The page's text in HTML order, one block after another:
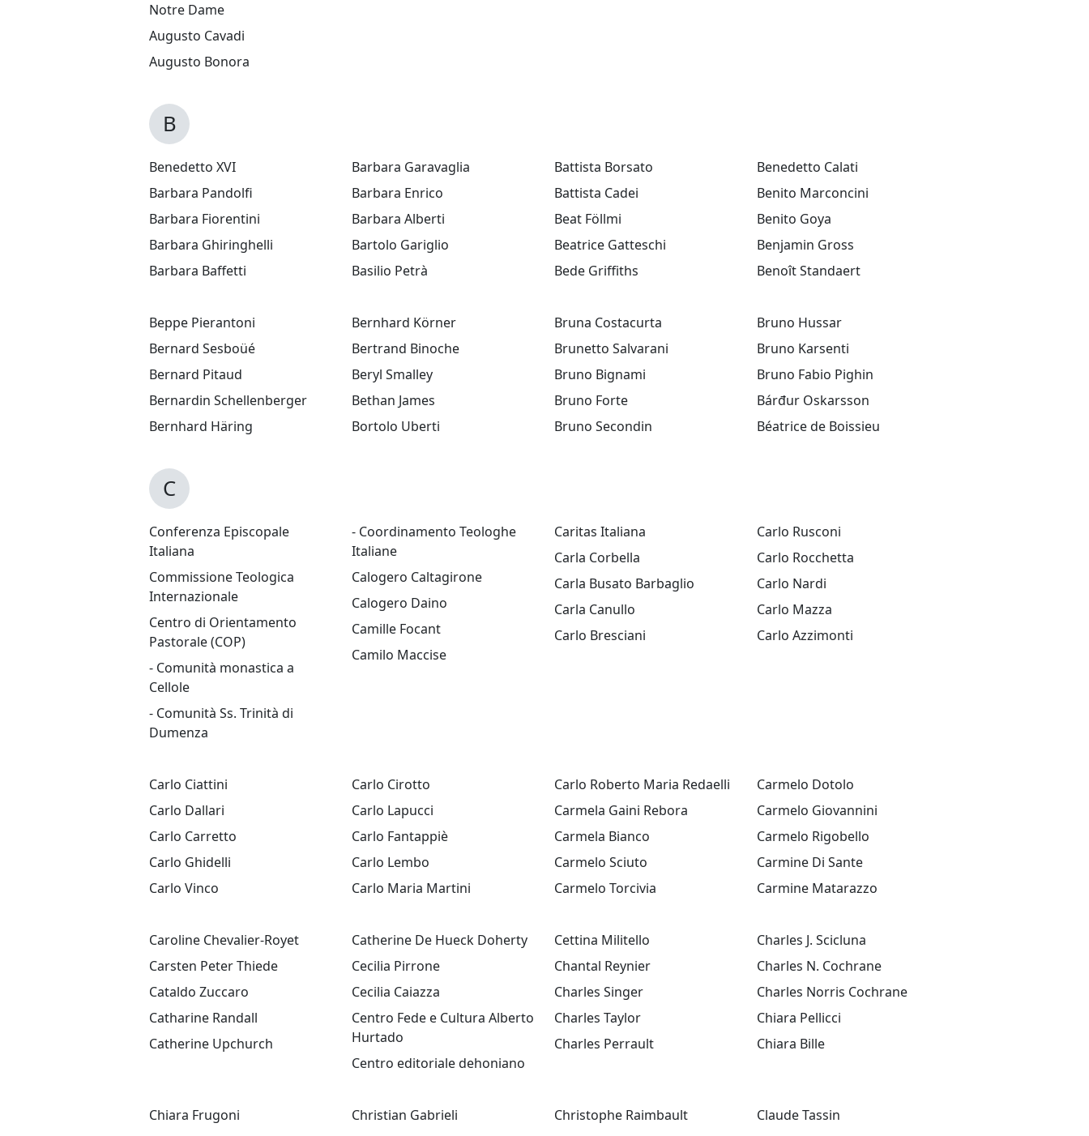
Notre Dame
Augusto Cavadi
Augusto Bonora
B
Benedetto XVI
Barbara Pandolfi
Barbara Fiorentini
Barbara Ghiringhelli
Barbara Baffetti
Barbara Garavaglia
Barbara Enrico
Barbara Alberti
Bartolo Gariglio
Basilio Petrà
Battista Borsato
Battista Cadei
Beat Föllmi
Beatrice Gatteschi
Bede Griffiths
Benedetto Calati
Benito Marconcini
Benito Goya
Benjamin Gross
Benoît Standaert
Beppe Pierantoni
Bernard Sesboüé
Bernard Pitaud
Bernardin Schellenberger
Bernhard Häring
Bernhard Körner
Bertrand Binoche
Beryl Smalley
Bethan James
Bortolo Uberti
Bruna Costacurta
Brunetto Salvarani
Bruno Bignami
Bruno Forte
Bruno Secondin
Bruno Hussar
Bruno Karsenti
Bruno Fabio Pighin
Bárđur Oskarsson
Béatrice de Boissieu
C
Conferenza Episcopale
Italiana
Commissione Teologica
Internazionale
Centro di Orientamento
Pastorale (COP)
- Comunità monastica a
Cellole
- Comunità Ss. Trinità di
Dumenza
- Coordinamento Teologhe
Italiane
Calogero Caltagirone
Calogero Daino
Camille Focant
Camilo Maccise
Caritas Italiana
Carla Corbella
Carla Busato Barbaglio
Carla Canullo
Carlo Bresciani
Carlo Rusconi
Carlo Rocchetta
Carlo Nardi
Carlo Mazza
Carlo Azzimonti
Carlo Ciattini
Carlo Dallari
Carlo Carretto
Carlo Ghidelli
Carlo Vinco
Carlo Cirotto
Carlo Lapucci
Carlo Fantappiè
Carlo Lembo
Carlo Maria Martini
Carlo Roberto Maria Redaelli
Carmela Gaini Rebora
Carmela Bianco
Carmelo Sciuto
Carmelo Torcivia
Carmelo Dotolo
Carmelo Giovannini
Carmelo Rigobello
Carmine Di Sante
Carmine Matarazzo
Caroline Chevalier-Royet
Carsten Peter Thiede
Cataldo Zuccaro
Catharine Randall
Catherine Upchurch
Catherine De Hueck Doherty
Cecilia Pirrone
Cecilia Caiazza
Centro Fede e Cultura Alberto
Hurtado
Centro editoriale dehoniano
Cettina Militello
Chantal Reynier
Charles Singer
Charles Taylor
Charles Perrault
Charles J. Scicluna
Charles N. Cochrane
Charles Norris Cochrane
Chiara Pellicci
Chiara Bille
Chiara Frugoni
Christian Gabrieli
Christophe Raimbault
Claude Tassin